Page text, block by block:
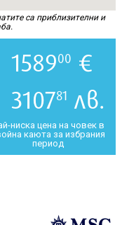
са приблизителни и
158900 €
310781 лв.
ниска цена на човек в
каюта за избрания
период